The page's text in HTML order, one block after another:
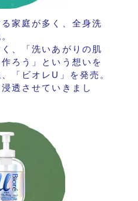
家庭が多く、全身洗
、「洗いあがりの肌
ろう」という想いを
「ビオレU」を発売。
透させていきまし